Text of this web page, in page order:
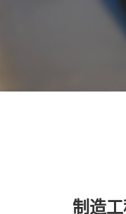
制造